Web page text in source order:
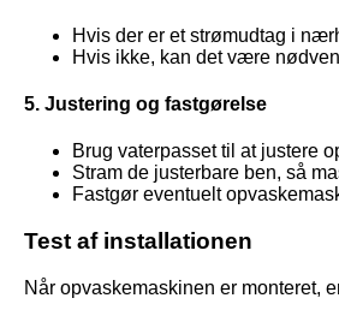
Hvis der er et strømudtag i
Hvis ikke, kan det være
5. Justering og fastgørelse
Brug vaterpasset til at justere
Stram de justerbare ben, så
Fastgør eventuelt
Test af installationen
Når opvaskemaskinen er monteret,